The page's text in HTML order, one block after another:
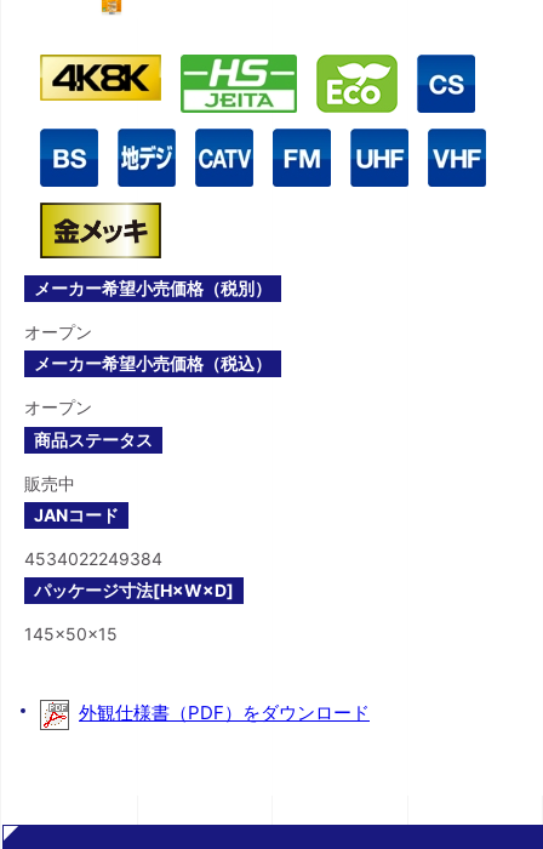
メーカー希望小売価格（税別）
オープン
メーカー希望小売価格（税込）
オープン
商品ステータス
販売中
JANコード
4534022249384
パッケージ寸法[H×W×D]
145×50×15
外観仕様書（PDF）をダウンロード